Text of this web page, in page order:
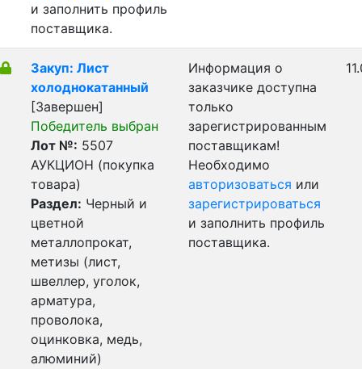
и заполнить профиль
поставщика.
Закуп: Лист
холоднокатанный
[Завершен]
Победитель выбран
Лот №: 5507
АУКЦИОН (покупка
товара)
Раздел: Черный и
цветной
металлопрокат,
метизы (лист,
швеллер, уголок,
арматура,
проволока,
оцинковка, медь,
алюминий)
Информация о
заказчике доступна
только
зарегистрированным
поставщикам!
Необходимо
авторизоваться или
зарегистрироваться
и заполнить профиль
поставщика.